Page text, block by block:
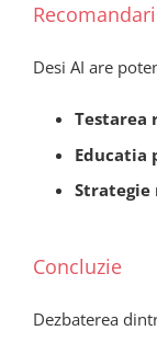
Desi AI are
Testarea
Educatia
Strategie
Concluzie
Dezbaterea